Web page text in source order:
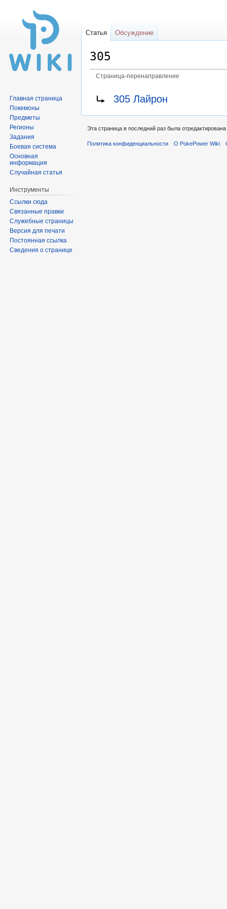
305
Страница-перенаправление
навигации
поиску
Перенаправление на:
305 Лайрон
Статья Обсуждение
Главная страница
Покемоны
Предметы
Регионы
Задания
Боевая система
Основная
информация
Случайная статья
Инструменты
Ссылки сюда
Связанные правки
Служебные страницы
Версия для печати
Постоянная ссылка
Сведения о странице
Эта страница в последний раз была
Политика конфиденциальности О PokePower Wiki